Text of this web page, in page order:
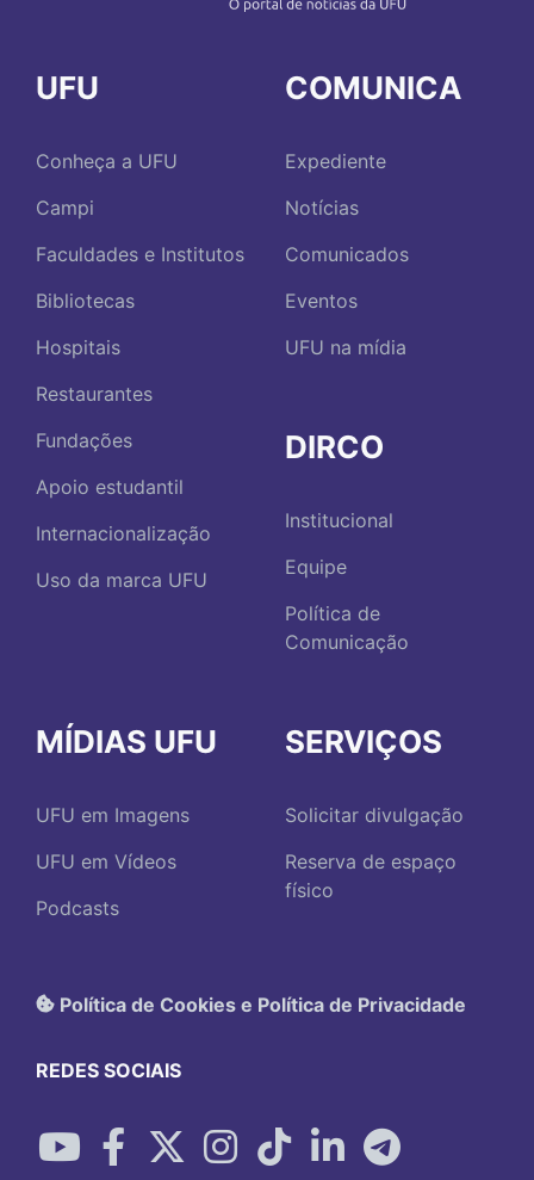
UFU
Conheça a UFU
Campi
Faculdades e Institutos
Bibliotecas
Hospitais
Restaurantes
Fundações
Apoio estudantil
Internacionalização
Uso da marca UFU
COMUNICA
Expediente
Notícias
Comunicados
Eventos
UFU na mídia
DIRCO
Institucional
Equipe
Política de
Comunicação
MÍDIAS UFU
UFU em Imagens
UFU em Vídeos
Podcasts
SERVIÇOS
Solicitar divulgação
Reserva de espaço
físico
Política de Cookies e Política de Privacidade
REDES SOCIAIS